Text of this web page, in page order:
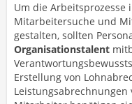
Um die Arbeitsprozesse
Mitarbeitersuche und
gestalten, sollten
Organisationstalent
Erstellung von